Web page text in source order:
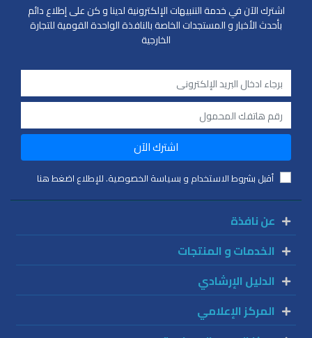
اشترك الآن في خدمة التنبيهات الإلكترونية لدينا و كن على إطلاع دائم
بأحدث الأخبار و المستجدات الخاصة بالنافذة الواحدة القومية للتجارة
الخارجية
اشترك الآن
أقبل بشروط الاستخدام و بسياسة الخصوصية. للإطلاع اضغط هنا
عن نافذة
الخدمات و المنتجات
الدليل الإرشادي
المركز الإعلامي